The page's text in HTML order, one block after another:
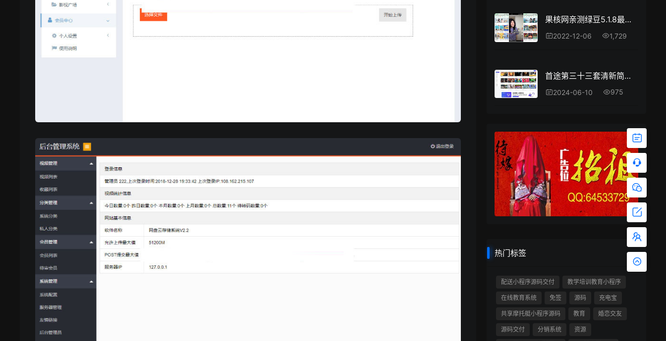
果核网亲测绿豆5.1.8最新影视APP源码含详细搭建文档
2022-12-06 1,729
首途第三十三套清新简约卡片风格蓝紫渐变色短视频模板 | 苹果CMSV10主题
2024-06-10 975
热门标签
配送小程序源码交付 教学培训教育小程序
在线教育系统 免签 源码 充电宝
共享摩托艇小程序源码 教育 婚恋交友
源码交付 分销系统 资源